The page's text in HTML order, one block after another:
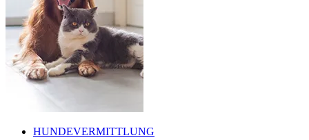
HUNDEVERMITTLUNG